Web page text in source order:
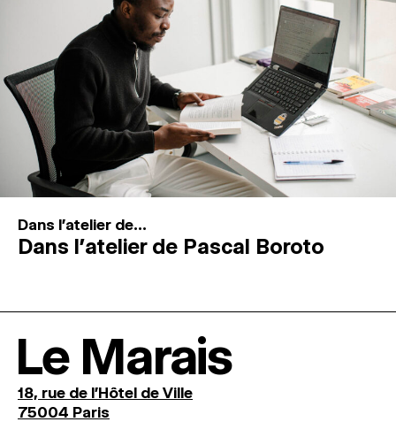
Dans l'atelier de...
Dans l’atelier de Pascal Boroto
Le Marais
18, rue de l'Hôtel de Ville
75004 Paris